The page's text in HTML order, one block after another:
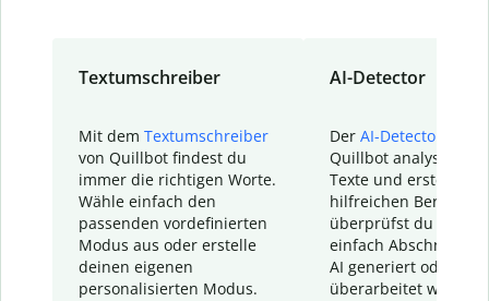
Textumschreiber
Mit dem Textumschreiber
von Quillbot findest du
immer die richtigen Worte.
Wähle einfach den
passenden vordefinierten
Modus aus oder erstelle
deinen eigenen
personalisierten Modus.
AI-Detector
Der AI-Detector
Quillbot analysiert
Texte und erstellt
hilfreichen Bericht.
überprüfst du
einfach Abschnitte,
AI generiert oder
überarbeitet wurden.